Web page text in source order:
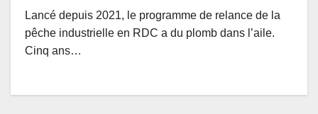
Lancé depuis 2021, le programme de relance de la
pêche industrielle en RDC a du plomb dans l’aile.
Cinq ans…